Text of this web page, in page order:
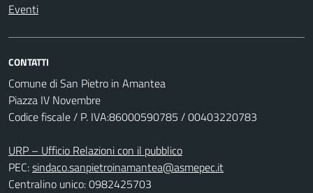
Eventi
CONTATTI
Comune di San Pietro in Amantea
Piazza IV Novembre
Codice fiscale / P. IVA:86000590785 / 00403220783
URP – Ufficio Relazioni con il pubblico
PEC:sindaco.sanpietroinamantea@asmepec.it
Centralino unico: 0982425703